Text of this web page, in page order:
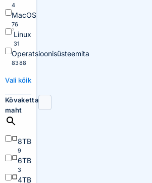
4
MacOS
76
Linux
31
Operatsioonisüsteemita
8388
Vali kõik
Kõvaketta
maht
8TB
9
6TB
3
4TB